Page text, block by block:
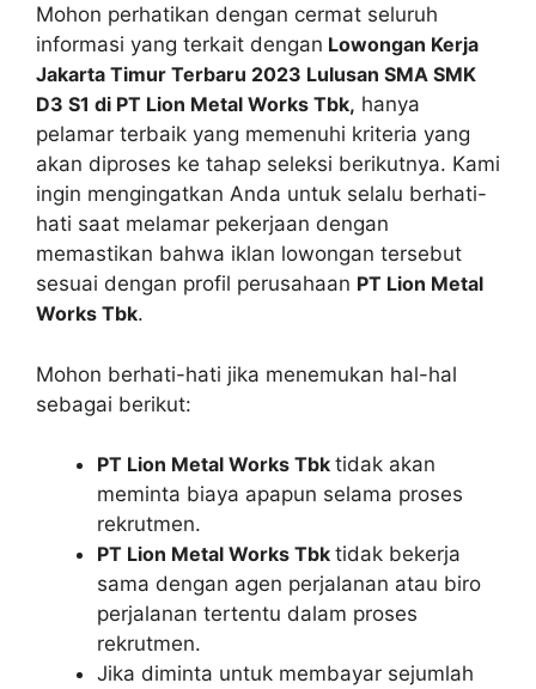
Mohon perhatikan dengan cermat seluruh
informasi yang terkait dengan Lowongan Kerja
Jakarta Timur Terbaru 2023 Lulusan SMA SMK
D3 S1 di PT Lion Metal Works Tbk, hanya
pelamar terbaik yang memenuhi kriteria yang
akan diproses ke tahap seleksi berikutnya. Kami
ingin mengingatkan Anda untuk selalu berhati-
hati saat melamar pekerjaan dengan
memastikan bahwa iklan lowongan tersebut
sesuai dengan profil perusahaan PT Lion Metal
Works Tbk.
Mohon berhati-hati jika menemukan hal-hal
sebagai berikut:
PT Lion Metal Works Tbk tidak akan
meminta biaya apapun selama proses
rekrutmen.
PT Lion Metal Works Tbk tidak bekerja
sama dengan agen perjalanan atau biro
perjalanan tertentu dalam proses
rekrutmen.
Jika diminta untuk membayar sejumlah